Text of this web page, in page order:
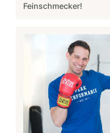
Feinschmecker!